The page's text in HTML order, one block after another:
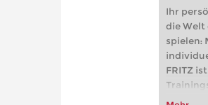
Ihr
die Welt
spielen:
FRITZ